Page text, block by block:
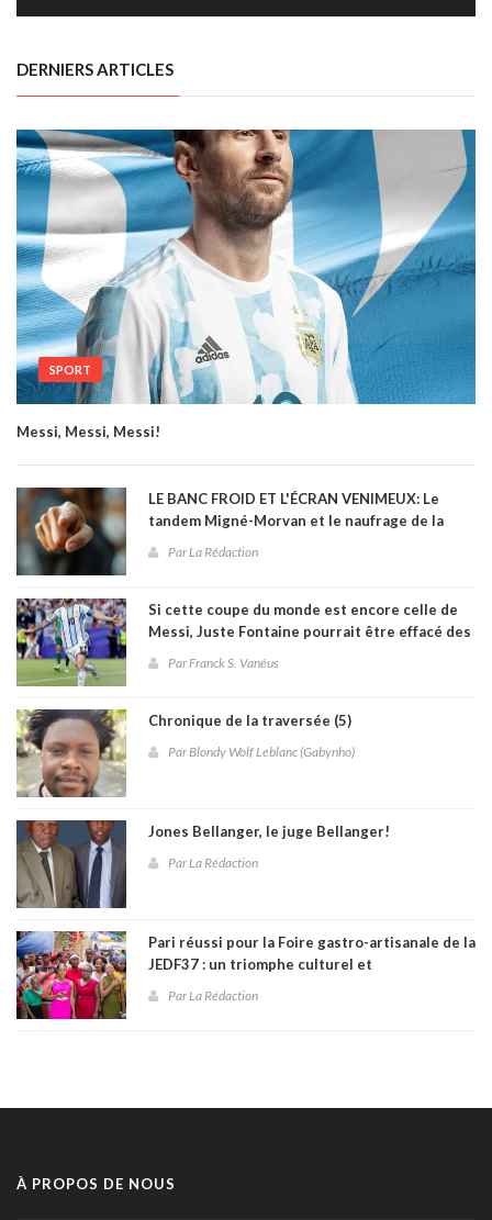
DERNIERS ARTICLES
SPORT
Messi, Messi, Messi!
LE BANC FROID ET L'ÉCRAN VENIMEUX: Le
tandem Migné-Morvan et le naufrage de la
Par La Rédaction
Si cette coupe du monde est encore celle de
Messi, Juste Fontaine pourrait être effacé des
Par Franck S. Vanéus
Chronique de la traversée (5)
Par Blondy Wolf Leblanc (Gabynho)
Jones Bellanger, le juge Bellanger!
Par La Rédaction
Pari réussi pour la Foire gastro-artisanale de la
JEDF37 : un triomphe culturel et
Par La Rédaction
À PROPOS DE NOUS